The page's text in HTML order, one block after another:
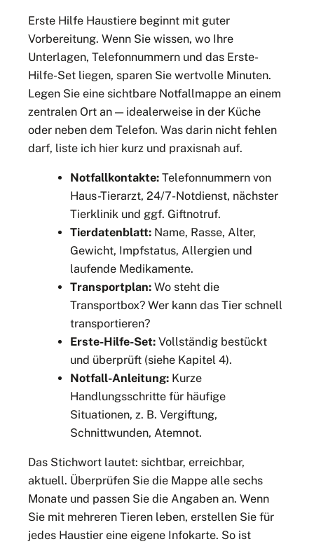
Erste Hilfe Haustiere beginnt mit guter
Vorbereitung. Wenn Sie wissen, wo Ihre
Unterlagen, Telefonnummern und das Erste-
Hilfe-Set liegen, sparen Sie wertvolle Minuten.
Legen Sie eine sichtbare Notfallmappe an einem
zentralen Ort an — idealerweise in der Küche
oder neben dem Telefon. Was darin nicht fehlen
darf, liste ich hier kurz und praxisnah auf.
Notfallkontakte: Telefonnummern von
Haus-Tierarzt, 24/7-Notdienst, nächster
Tierklinik und ggf. Giftnotruf.
Tierdatenblatt: Name, Rasse, Alter,
Gewicht, Impfstatus, Allergien und
laufende Medikamente.
Transportplan: Wo steht die
Transportbox? Wer kann das Tier schnell
transportieren?
Erste-Hilfe-Set: Vollständig bestückt
und überprüft (siehe Kapitel 4).
Notfall-Anleitung: Kurze
Handlungsschritte für häufige
Situationen, z. B. Vergiftung,
Schnittwunden, Atemnot.
Das Stichwort lautet: sichtbar, erreichbar,
aktuell. Überprüfen Sie die Mappe alle sechs
Monate und passen Sie die Angaben an. Wenn
Sie mit mehreren Tieren leben, erstellen Sie für
jedes Haustier eine eigene Infokarte. So ist